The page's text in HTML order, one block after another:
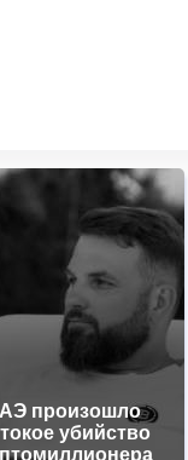
произошло
убийство